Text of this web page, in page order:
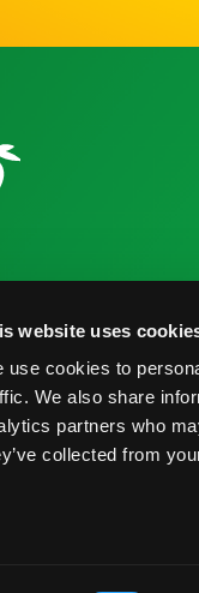
website uses
use cookies to
We also share
partners who
collected from
Recursos
Obtener
Encontrar
Eventos